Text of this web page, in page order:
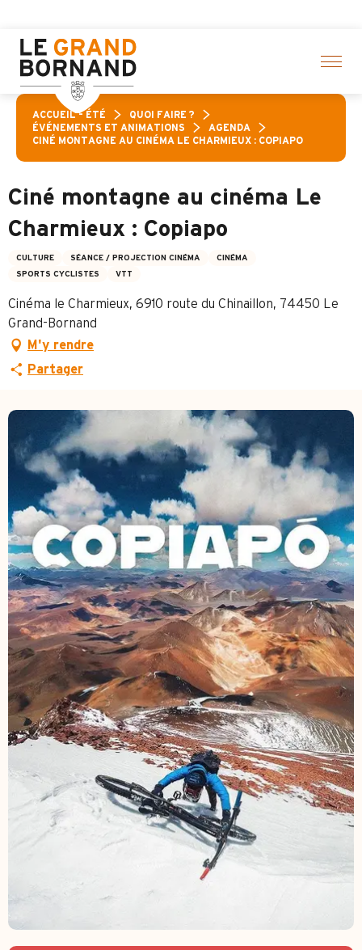
contenu
principal
ACCUEIL – ÉTÉ
QUOI FAIRE ?
ÉVÉNEMENTS ET ANIMATIONS
AGENDA
CINÉ MONTAGNE AU CINÉMA LE CHARMIEUX : COPIAPO
Ciné montagne au cinéma Le
Charmieux : Copiapo
CULTURE SÉANCE / PROJECTION CINÉMA
CINÉMA
SPORTS CYCLISTES
VTT
Cinéma le Charmieux, 6910 route du Chinaillon, 74450 Le
Grand-Bornand
M'y rendre
Partager